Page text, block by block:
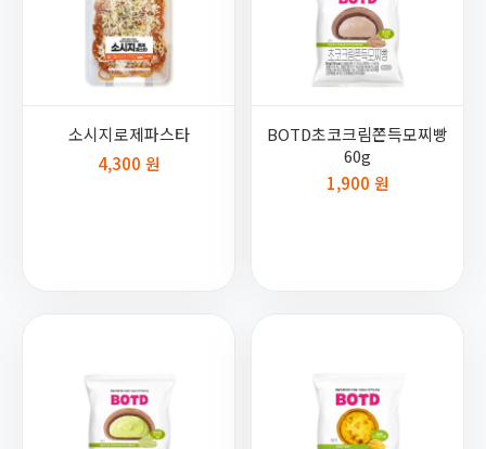
소시지로제파스타
4,300 원
BOTD초코크림쫀득모찌빵
60g
1,900 원